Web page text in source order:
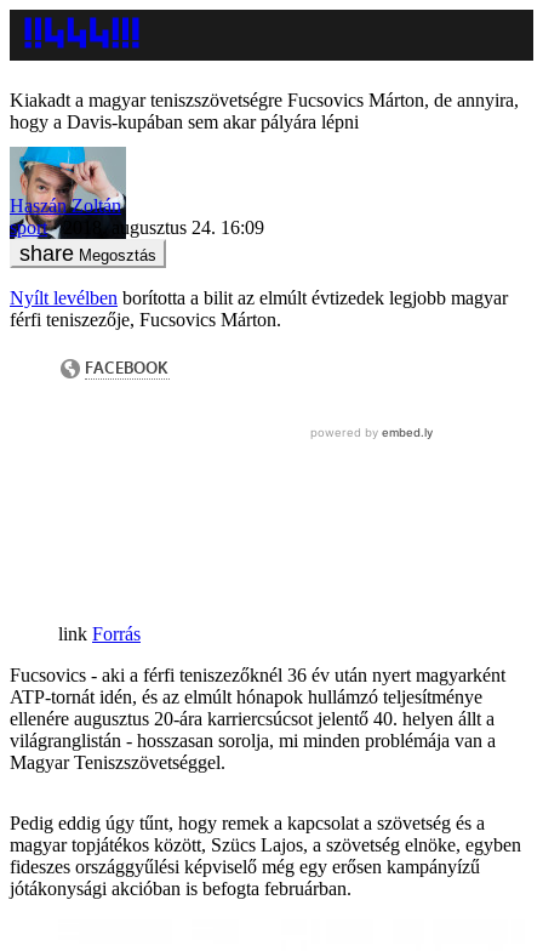
Kiakadt a magyar teniszszövetségre Fucsovics Márton, de annyira,
hogy a Davis-kupában sem akar pályára lépni
Haszán Zoltán
sport
2018. augusztus 24. 16:09
Megosztás
Nyílt levélben borította a bilit az elmúlt évtizedek legjobb magyar
férfi teniszezője, Fucsovics Márton.
Forrás
Fucsovics - aki a férfi teniszezőknél 36 év után nyert magyarként
ATP-tornát idén, és az elmúlt hónapok hullámzó teljesítménye
ellenére augusztus 20-ára karriercsúcsot jelentő 40. helyen állt a
világranglistán - hosszasan sorolja, mi minden problémája van a
Magyar Teniszszövetséggel.
Pedig eddig úgy tűnt, hogy remek a kapcsolat a szövetség és a
magyar topjátékos között, Szücs Lajos, a szövetség elnöke, egyben
fideszes országgyűlési képviselő még egy erősen kampányízű
jótákonysági akcióban is befogta februárban.